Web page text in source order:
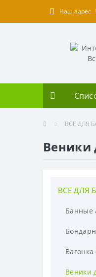
Наш адрес
ВСЕ ДЛЯ
Веники
ВСЕ ДЛЯ
Банные
Вагонка
Веники